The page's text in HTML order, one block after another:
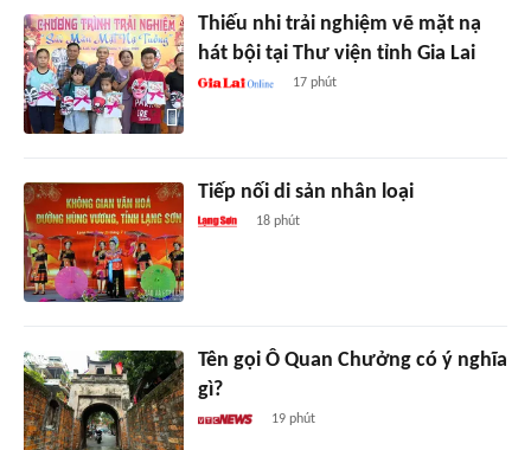
Thiếu nhi trải nghiệm vẽ mặt nạ
hát bội tại Thư viện tỉnh Gia Lai
17 phút
Tiếp nối di sản nhân loại
18 phút
Tên gọi Ô Quan Chưởng có ý nghĩa
gì?
19 phút